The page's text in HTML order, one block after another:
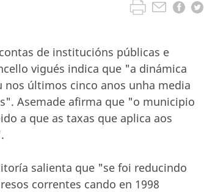
de institucións públicas e
vigués indica que "a dinámica
últimos cinco anos unha media
Asemade afirma que "o municipio
a que as taxas que aplica aos
salienta que "se foi reducindo
correntes cando en 1998